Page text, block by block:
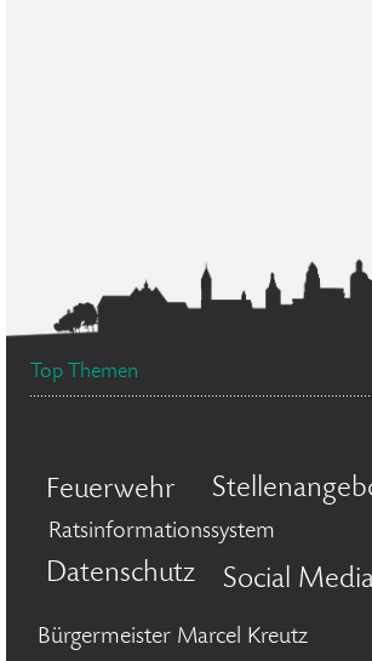
Top Themen
Feuerwehr
Ratsinformationssystem
Datenschutz Social
Bürgermeister Marcel Kreutz